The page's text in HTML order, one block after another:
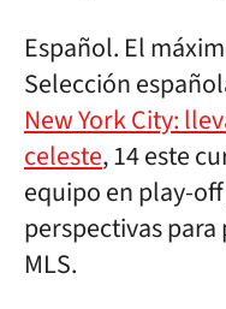
Español. El
Selección
New York City:
celeste, 14 este
equipo en play-
perspectivas
MLS.